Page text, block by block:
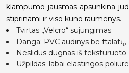
klampumo jausmas apsunkina
stiprinami ir viso kūno raumenys.
Tvirtas „Velcro“ sujungimas
Danga: PVC audinys be ftalatų,
Neslidus dugnas iš tekstūruoto
Užpildas: labai elastingos